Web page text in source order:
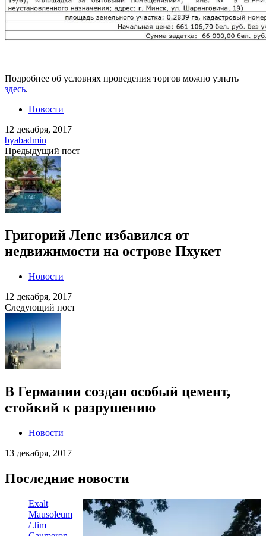
Подробнее об условиях проведения торгов можно узнать
здесь.
Новости
12 декабря, 2017
byabadmin
Предыдущий пост
Григорий Лепс избавился от
недвижимости на острове Пхукет
Новости
12 декабря, 2017
Следующий пост
В Германии создан особый цемент,
стойкий к разрушению
Новости
13 декабря, 2017
Последние новости
Exalt
Mausoleum
/ Jim